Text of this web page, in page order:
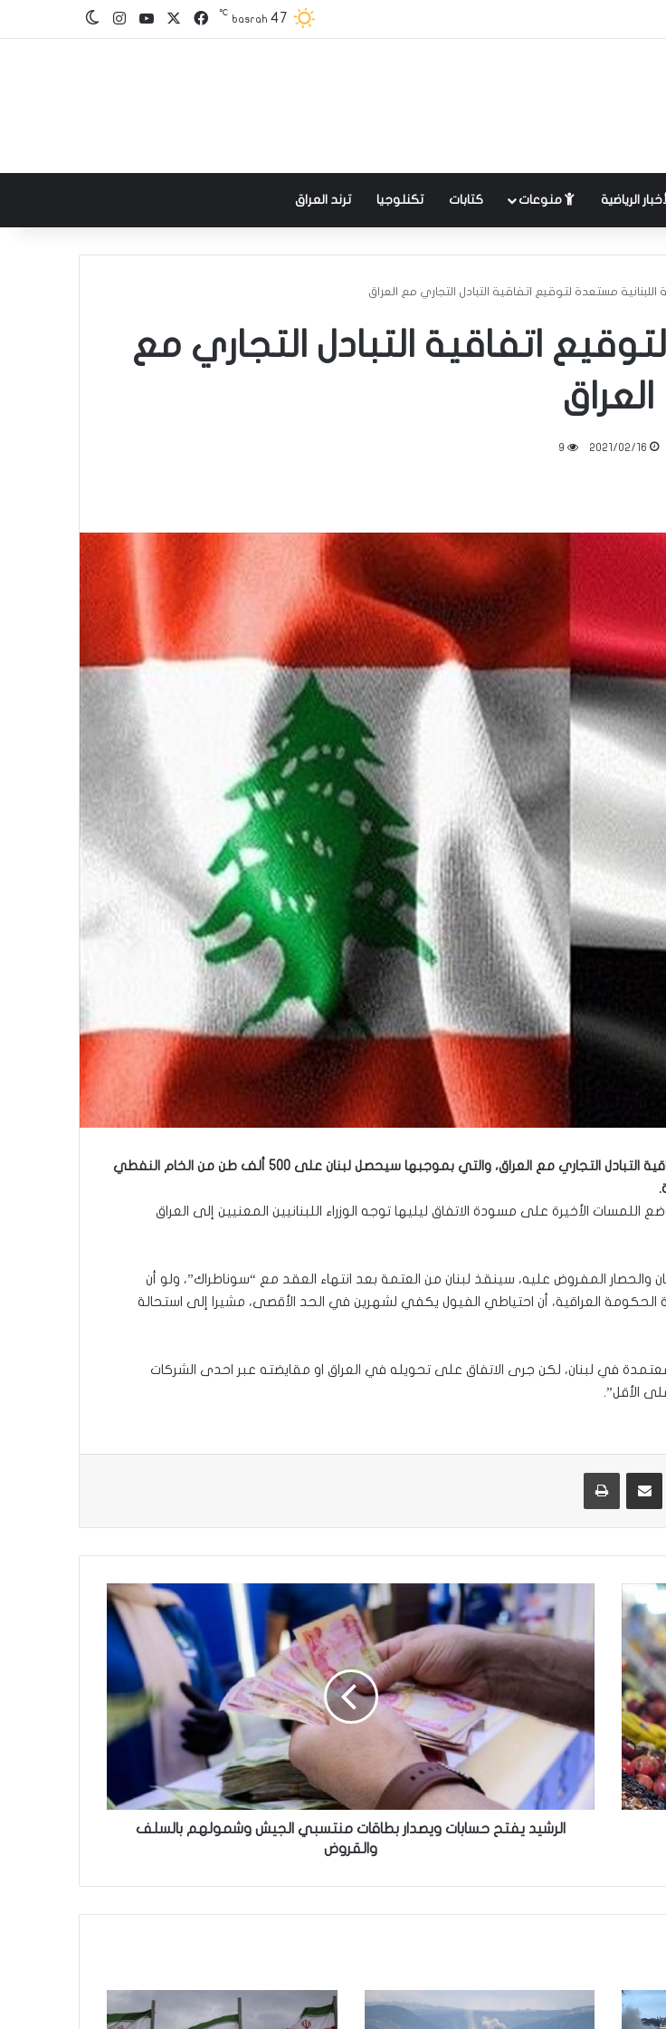
basrah 47
℃ فيسبوك‫YouTube
انستقرامالوضع المظلم
الرياضية منوعات كتابات تكنلوجيا ترند العراق
ال​لبنان​ية مستعدة لتوقيع اتفاقية التبادل التجاري مع ​العراق​
اتفاقية التبادل التجاري مع
العراق​
2021/02/16
9
أصدرت صحيفة لبنانية، اليوم الثلاثاء، أن الحكومة ال​لبنان​ية استعدت لتوقيع اتفاقية التبادل التجاري مع ​العراق​، والتي بموجبها سيحصل لبنان على 500 ألف طن من الخام ​النفط​ي
اللمسات الأخيرة على مسودة الاتفاق ليليها توجه الوزراء اللبنانيين المعنيين إلى العراق
والحصار المفروض عليه، سينقذ لبنان من العتمة بعد انتهاء العقد مع “سوناطراك”، ولو أن
العراقية​، أن احتياطي ​الفيول​ يكفي لشهرين في الحد الأقصى، مشيرا إلى استحالة
في لبنان، لكن جرى الاتفاق على تحويله في العراق او مقايضته عبر احدى الشركات
مشاركة عبر البريد طباعة
ويصدار
منتسبي
وشمولهم
بالسلف
والقروض
الرشيد يفتح حسابات ويصدار بطاقات منتسبي الجيش وشمولهم بالسلف
والقروض